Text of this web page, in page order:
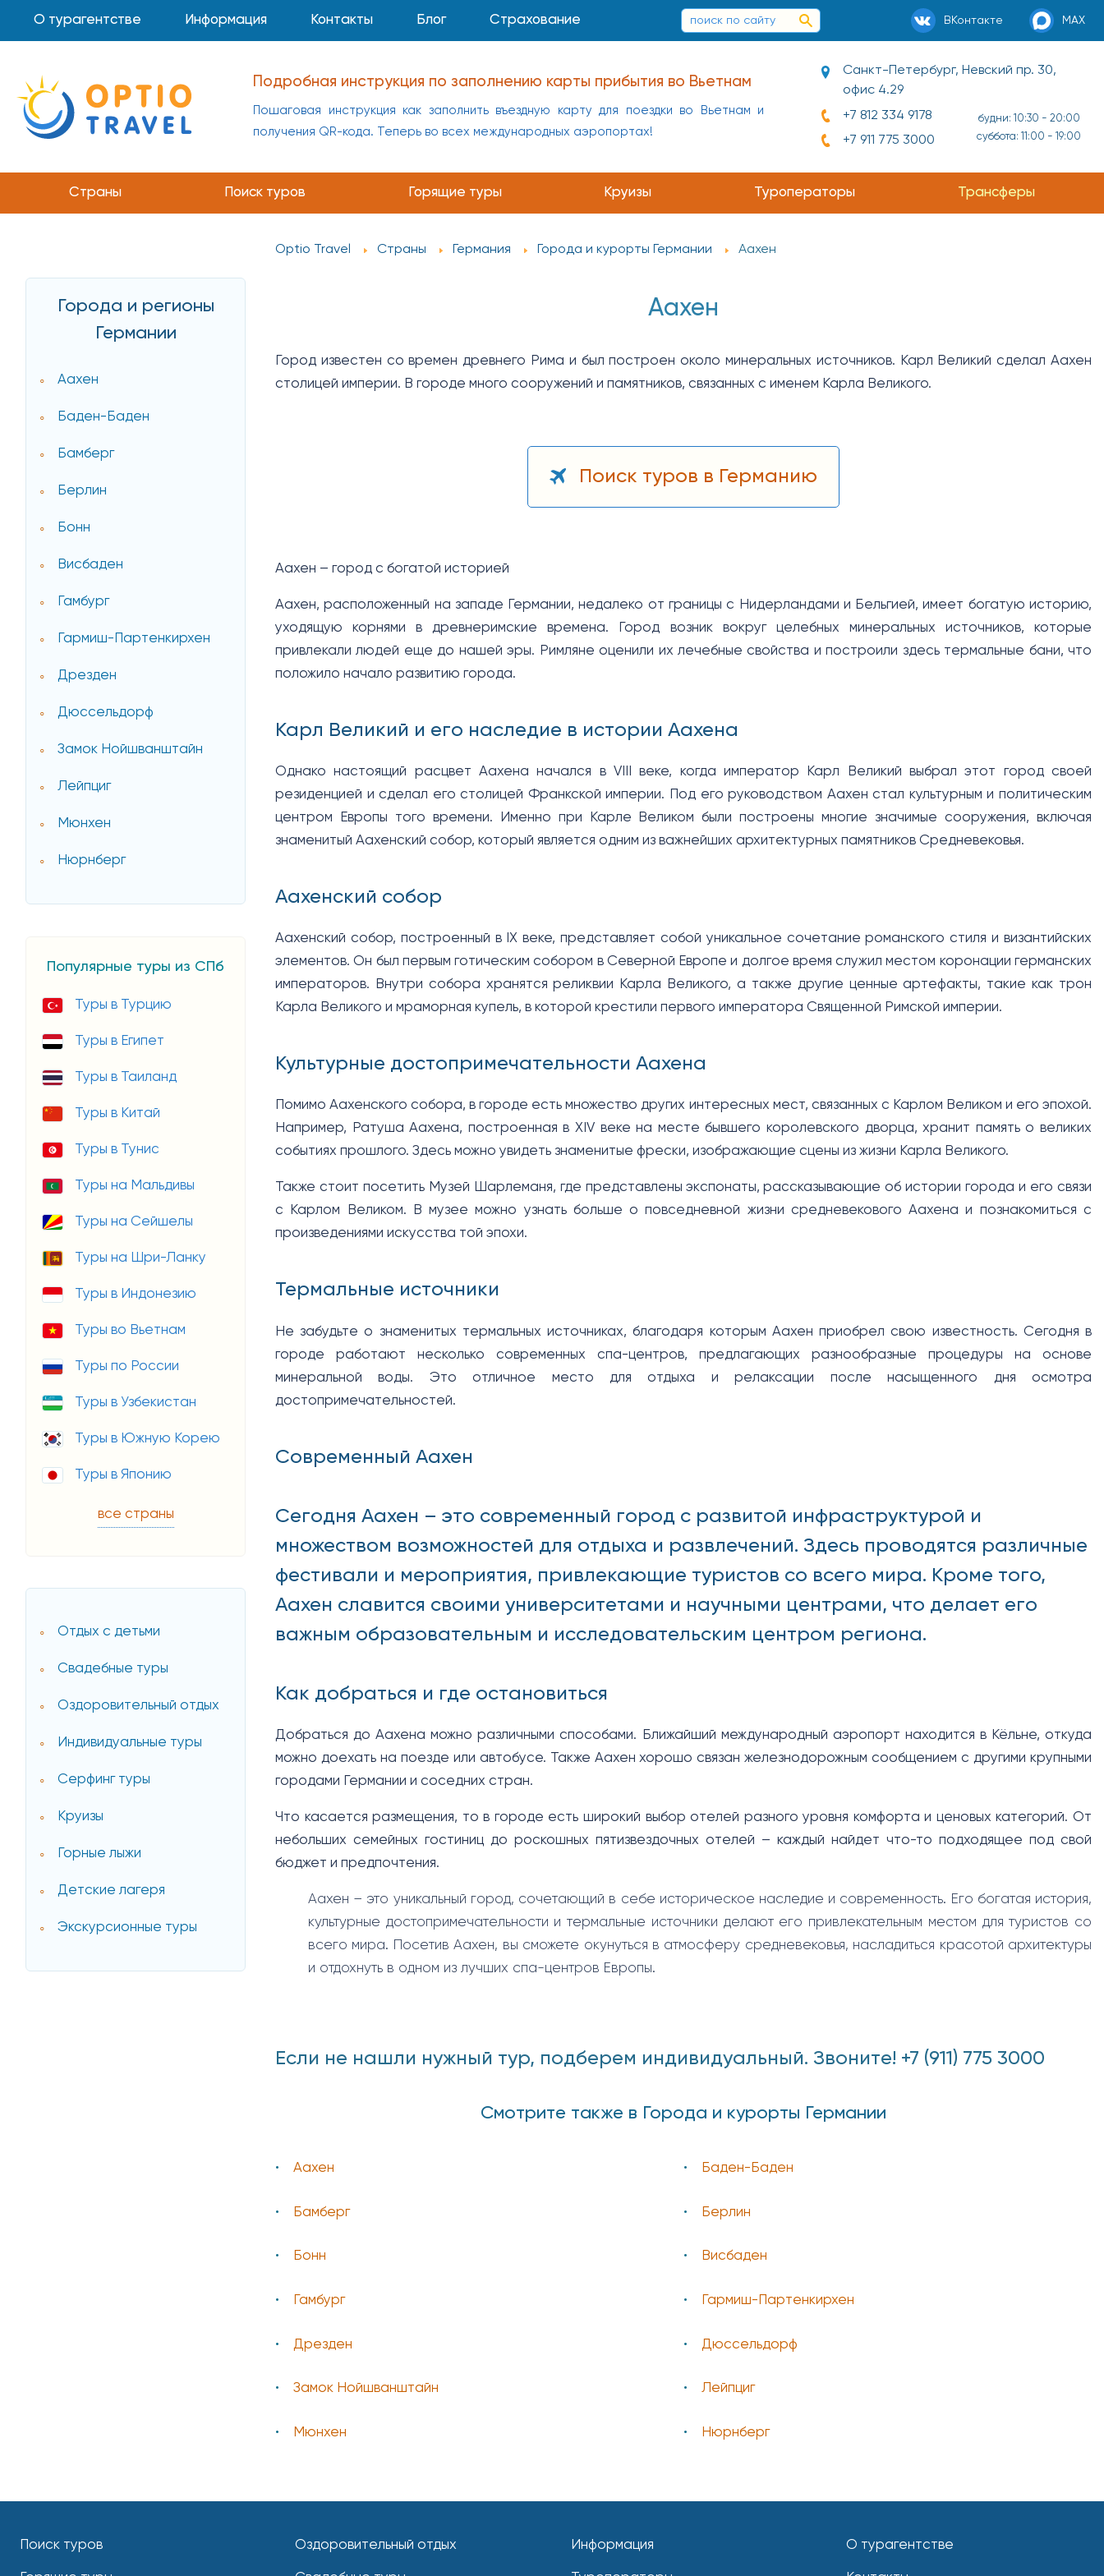
О турагентстве Информация Контакты Блог Страхование ВКонтакте MAX
Подробная инструкция по заполнению карты прибытия во Вьетнам
Пошаговая инструкция как заполнить въездную карту для поездки во Вьетнам и
получения QR-кода. Теперь во всех международных аэропортах!
Санкт-Петербург, Невский пр. 30,
офис 4.29
+7 812 334 9178
+7 911 775 3000
будни: 10:30 - 20:00
суббота: 11:00 - 19:00
Страны Поиск туров Горящие туры Круизы Туроператоры Трансферы
Города и регионы
Германии
Аахен
Баден-Баден
Бамберг
Берлин
Бонн
Висбаден
Гамбург
Гармиш-Партенкирхен
Дрезден
Дюссельдорф
Замок Нойшванштайн
Лейпциг
Мюнхен
Нюрнберг
Популярные туры из СПб
Туры в Турцию
Туры в Египет
Туры в Таиланд
Туры в Китай
Туры в Тунис
Туры на Мальдивы
Туры на Сейшелы
Туры на Шри-Ланку
Туры в Индонезию
Туры во Вьетнам
Туры по России
Туры в Узбекистан
Туры в Южную Корею
Туры в Японию
все страны
Отдых с детьми
Свадебные туры
Оздоровительный отдых
Индивидуальные туры
Серфинг туры
Круизы
Горные лыжи
Детские лагеря
Экскурсионные туры
Optio Travel Страны Германия Города и курорты Германии Аахен
Аахен
Город известен со времен древнего Рима и был построен около минеральных источников. Карл Великий сделал Аахен
столицей империи. В городе много сооружений и памятников, связанных с именем Карла Великого.
Поиск туров в Германию
Аахен – город с богатой историей
Аахен, расположенный на западе Германии, недалеко от границы с Нидерландами и Бельгией, имеет богатую историю,
уходящую корнями в древнеримские времена. Город возник вокруг целебных минеральных источников, которые
привлекали людей еще до нашей эры. Римляне оценили их лечебные свойства и построили здесь термальные бани, что
положило начало развитию города.
Карл Великий и его наследие в истории Аахена
Однако настоящий расцвет Аахена начался в VIII веке, когда император Карл Великий выбрал этот город своей
резиденцией и сделал его столицей Франкской империи. Под его руководством Аахен стал культурным и политическим
центром Европы того времени. Именно при Карле Великом были построены многие значимые сооружения, включая
знаменитый Аахенский собор, который является одним из важнейших архитектурных памятников Средневековья.
Аахенский собор
Аахенский собор, построенный в IX веке, представляет собой уникальное сочетание романского стиля и византийских
элементов. Он был первым готическим собором в Северной Европе и долгое время служил местом коронации германских
императоров. Внутри собора хранятся реликвии Карла Великого, а также другие ценные артефакты, такие как трон
Карла Великого и мраморная купель, в которой крестили первого императора Священной Римской империи.
Культурные достопримечательности Аахена
Помимо Аахенского собора, в городе есть множество других интересных мест, связанных с Карлом Великом и его эпохой.
Например, Ратуша Аахена, построенная в XIV веке на месте бывшего королевского дворца, хранит память о великих
событиях прошлого. Здесь можно увидеть знаменитые фрески, изображающие сцены из жизни Карла Великого.
Также стоит посетить Музей Шарлеманя, где представлены экспонаты, рассказывающие об истории города и его связи
с Карлом Великом. В музее можно узнать больше о повседневной жизни средневекового Аахена и познакомиться с
произведениями искусства той эпохи.
Термальные источники
Не забудьте о знаменитых термальных источниках, благодаря которым Аахен приобрел свою известность. Сегодня в
городе работают несколько современных спа-центров, предлагающих разнообразные процедуры на основе
минеральной воды. Это отличное место для отдыха и релаксации после насыщенного дня осмотра
достопримечательностей.
Современный Аахен
Сегодня Аахен – это современный город с развитой инфраструктурой и
множеством возможностей для отдыха и развлечений. Здесь проводятся различные
фестивали и мероприятия, привлекающие туристов со всего мира. Кроме того,
Аахен славится своими университетами и научными центрами, что делает его
важным образовательным и исследовательским центром региона.
Как добраться и где остановиться
Добраться до Аахена можно различными способами. Ближайший международный аэропорт находится в Кёльне, откуда
можно доехать на поезде или автобусе. Также Аахен хорошо связан железнодорожным сообщением с другими крупными
городами Германии и соседних стран.
Что касается размещения, то в городе есть широкий выбор отелей разного уровня комфорта и ценовых категорий. От
небольших семейных гостиниц до роскошных пятизвездочных отелей – каждый найдет что-то подходящее под свой
бюджет и предпочтения.
Аахен – это уникальный город, сочетающий в себе историческое наследие и современность. Его богатая история,
культурные достопримечательности и термальные источники делают его привлекательным местом для туристов со
всего мира. Посетив Аахен, вы сможете окунуться в атмосферу средневековья, насладиться красотой архитектуры
и отдохнуть в одном из лучших спа-центров Европы.
Если не нашли нужный тур, подберем индивидуальный. Звоните! +7 (911) 775 3000
Смотрите также в Города и курорты Германии
Аахен Баден-Баден
Бамберг Берлин
Бонн Висбаден
Гамбург Гармиш-Партенкирхен
Дрезден Дюссельдорф
Замок Нойшванштайн Лейпциг
Мюнхен Нюрнберг
Поиск туров Оздоровительный отдых Информация О турагентстве